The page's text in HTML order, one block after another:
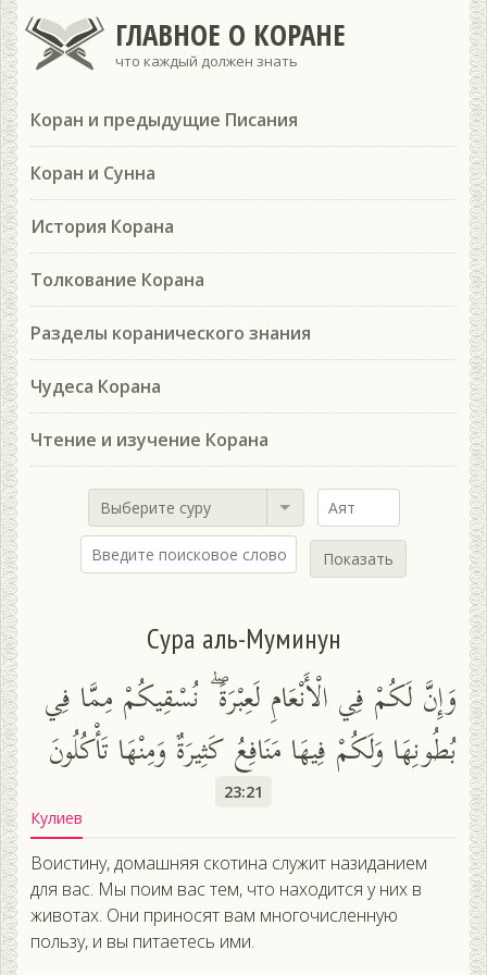
ГЛАВНОЕ О КОРАНЕ
что каждый должен знать
Коран и предыдущие Писания
Коран и Сунна
История Корана
Толкование Корана
Разделы коранического знания
Чудеса Корана
Чтение и изучение Корана
Выберите суру
Показать
Сура аль-Муминун
وَإِنَّ لَكُمْ فِي الْأَنْعَامِ لَعِبْرَةً ۖ نُسْقِيكُمْ مِمَّا فِي
بُطُونِهَا وَلَكُمْ فِيهَا مَنَافِعُ كَثِيرَةٌ وَمِنْهَا تَأْكُلُونَ
23:21
Кулиев
Воистину, домашняя скотина служит назиданием
для вас. Мы поим вас тем, что находится у них в
животах. Они приносят вам многочисленную
пользу, и вы питаетесь ими.